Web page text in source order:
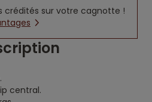
crédités sur votre cagnotte !
central.